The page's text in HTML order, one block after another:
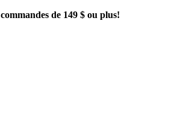
de 149 $ ou plus!